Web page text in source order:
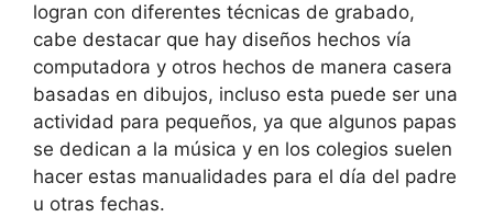
logran con diferentes técnicas de grabado,
cabe destacar que hay diseños hechos vía
computadora y otros hechos de manera casera
basadas en dibujos, incluso esta puede ser una
actividad para pequeños, ya que algunos papas
se dedican a la música y en los colegios suelen
hacer estas manualidades para el día del padre
u otras fechas.